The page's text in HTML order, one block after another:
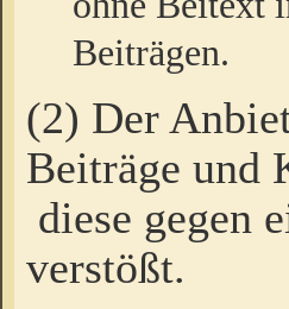
Beiträgen.
(2) Der
Beiträge und
diese gegen
verstößt.